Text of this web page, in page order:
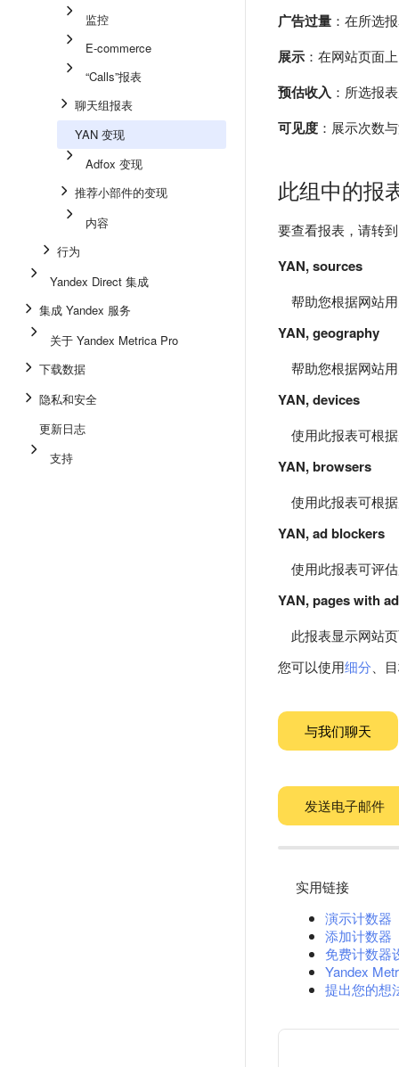
监控
E-commerce
“Calls”报表
聊天组报表
YAN 变现
Adfox 变现
推荐小部件的变现
内容
行为
Yandex Direct 集成
集成 Yandex 服务
关于 Yandex Metrica Pro
下载数据
隐私和安全
更新日志
支持
广告过量 ：在所选
展示 ：在网站页面
预估收入 ：所选报
可见度 ：展示次数
此组中的报
要查看报表，请转
YAN, sources
帮助您根据网站
YAN, geography
帮助您根据网站
YAN, devices
使用此报表可根
YAN, browsers
使用此报表可根
YAN, ad blockers
使用此报表可评
YAN, pages with
此报表显示网站
您可以使用细分 、
与我们聊天
发送电子邮件
实用链接
演示计数器
添加计数器
免费计数器
Yandex
提出您的想